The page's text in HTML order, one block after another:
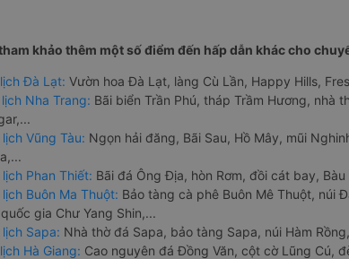
khảo thêm một số điểm đến hấp dẫn khác cho
Đà Lạt: Vườn hoa Đà Lạt, làng Cù Lần, Happy Hills,
lịch Nha Trang: Bãi biển Trần Phú, tháp Trầm Hương, nhà
lịch Vũng Tàu: Ngọn hải đăng, Bãi Sau, Hồ Mây, mũi
lịch Phan Thiết: Bãi đá Ông Địa, hòn Rơm, đồi cát bay,
lịch Buôn Ma Thuột: Bảo tàng cà phê Buôn Mê Thuột, núi
gia Chư Yang Shin,...
lịch Sapa: Nhà thờ đá Sapa, bảo tàng Sapa, núi Hàm
Hà Giang: Cao nguyên đá Đồng Văn, cột cờ Lũng Cú,